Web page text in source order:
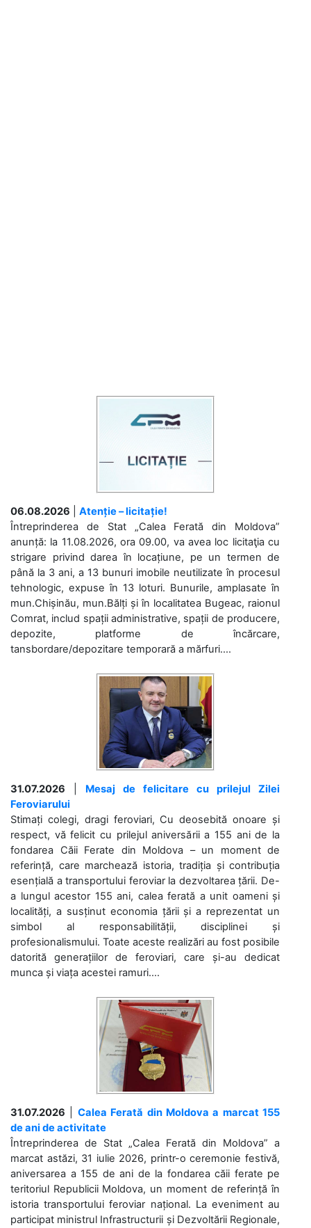
06.08.2026
Atenție – licitație!
Întreprinderea de Stat „Calea Ferată din Moldova”
anunță: la 11.08.2026, ora 09.00, va avea loc licitaţia cu
strigare privind darea în locațiune, pe un termen de
până la 3 ani, a 13 bunuri imobile neutilizate în procesul
tehnologic, expuse în 13 loturi. Bunurile, amplasate în
mun.Chișinău, mun.Bălți și în localitatea Bugeac, raionul
Comrat, includ spații administrative, spații de producere,
depozite, platforme de încărcare,
tansbordare/depozitare temporară a mărfuri....
31.07.2026
Mesaj de felicitare cu prilejul Zilei
Feroviarului
Stimați colegi, dragi feroviari, Cu deosebită onoare și
respect, vă felicit cu prilejul aniversării a 155 ani de la
fondarea Căii Ferate din Moldova – un moment de
referință, care marchează istoria, tradiția și contribuția
esențială a transportului feroviar la dezvoltarea țării. De-
a lungul acestor 155 ani, calea ferată a unit oameni și
localități, a susținut economia țării și a reprezentat un
simbol al responsabilității, disciplinei și
profesionalismului. Toate aceste realizări au fost posibile
datorită generațiilor de feroviari, care și-au dedicat
munca și viața acestei ramuri....
31.07.2026
Calea Ferată din Moldova a marcat 155
de ani de activitate
Întreprinderea de Stat „Calea Ferată din Moldova” a
marcat astăzi, 31 iulie 2026, printr-o ceremonie festivă,
aniversarea a 155 de ani de la fondarea căii ferate pe
teritoriul Republicii Moldova, un moment de referință în
istoria transportului feroviar național. La eveniment au
participat ministrul Infrastructurii și Dezvoltării Regionale,